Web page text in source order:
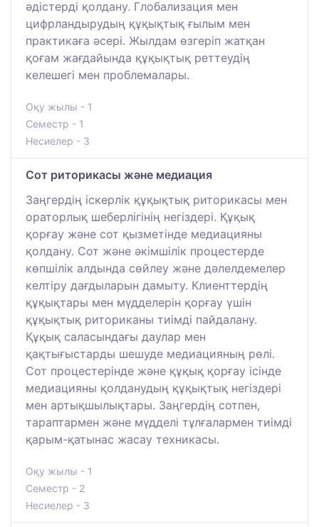
әдістерді қолдану. Глобализация мен
цифрландырудың құқықтық ғылым мен
практикаға әсері. Жылдам өзгеріп жатқан
қоғам жағдайында құқықтық реттеудің
келешегі мен проблемалары.
Оқу жылы - 1
Семестр - 1
Несиелер - 3
Сот риторикасы және медиация
Заңгердің іскерлік құқықтық риторикасы мен
ораторлық шеберлігінің негіздері. Құқық
қорғау және сот қызметінде медиацияны
қолдану. Сот және әкімшілік процестерде
көпшілік алдында сөйлеу және дәлелдемелер
келтіру дағдыларын дамыту. Клиенттердің
құқықтары мен мүдделерін қорғау үшін
құқықтық риториканы тиімді пайдалану.
Құқық саласындағы даулар мен
қақтығыстарды шешуде медиацияның рөлі.
Сот процестерінде және құқық қорғау ісінде
медиацияны қолданудың құқықтық негіздері
мен артықшылықтары. Заңгердің сотпен,
тараптармен және мүдделі тұлғалармен тиімді
қарым-қатынас жасау техникасы.
Оқу жылы - 1
Семестр - 2
Несиелер - 3